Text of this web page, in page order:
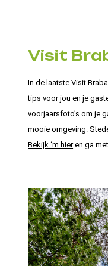
Visit
In de laatste Visit
tips voor jou en je
voorjaarsfoto’s om je
mooie omgeving.
Bekijk ‘m hieren ga